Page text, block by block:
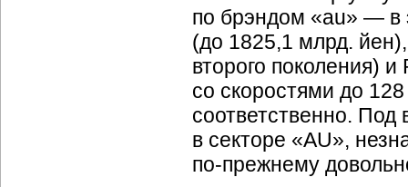
по брэндом «au» — в
(до 1825,1 млрд.
второго поколения)
со скоростями до
соответственно.
в секторе «AU»,
по-прежнему